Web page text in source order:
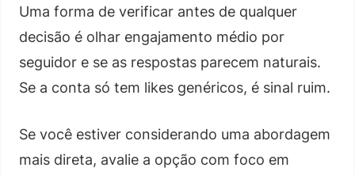
Uma forma de verificar antes de qualquer
decisão é olhar engajamento médio por
seguidor e se as respostas parecem naturais.
Se a conta só tem likes genéricos, é sinal ruim.
Se você estiver considerando uma abordagem
mais direta, avalie a opção com foco em